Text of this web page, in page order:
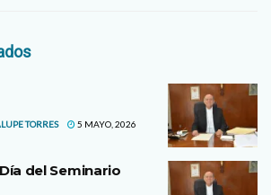
TORRES 5 MAYO, 2026
del Seminario